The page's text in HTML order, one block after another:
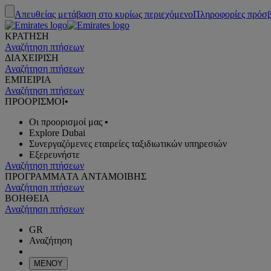
Απευθείας μετάβαση στο κυρίως περιεχόμενοΠληροφορίες
ΚΡΑΤΗΣΗ
Αναζήτηση πτήσεων
ΔΙΑΧΕΙΡΙΣΗ
Αναζήτηση πτήσεων
ΕΜΠΕΙΡΙΑ
Αναζήτηση πτήσεων
ΠΡΟΟΡΙΣΜΟΙ•
Οι προορισμοί μας •
Explore Dubai
Συνεργαζόμενες εταιρείες ταξιδιωτικών υπηρεσιών
Εξερευνήστε
Αναζήτηση πτήσεων
ΠΡΟΓΡΑΜΜΑTA ΑΝΤΑΜΟΙΒΗΣ
Αναζήτηση πτήσεων
ΒΟΗΘΕΙΑ
Αναζήτηση πτήσεων
GR
Αναζήτηση
ΜΕΝΟΥ